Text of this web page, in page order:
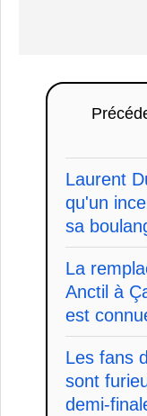
Laurent
qu'un
sa
La
Anctil à
est
Les fans
sont
demi-